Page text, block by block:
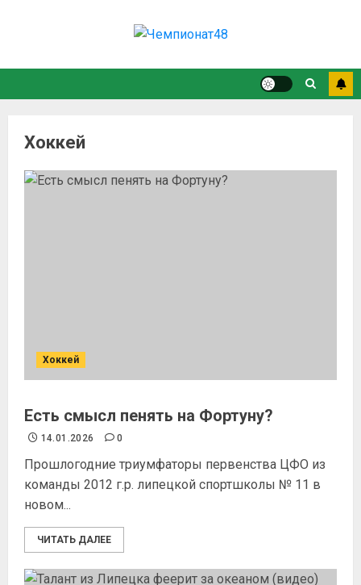
Хоккей
Хоккей
Есть смысл пенять на Фортуну?
14.01.2026 0
Прошлогодние триумфаторы первенства ЦФО из
команды 2012 г.р. липецкой спортшколы № 11 в
новом...
ЧИТАТЬ ДАЛЕЕ